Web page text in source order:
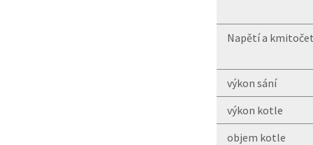
Napětí a
výkon sání
výkon kotle
objem kotle